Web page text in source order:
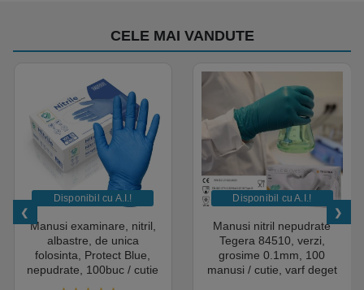
CELE MAI VANDUTE
Disponibil cu A.I.​!
Manusi examinare, nitril,
albastre, de unica
folosinta, Protect Blue,
nepudrate, 100buc / cutie
Disponibil cu A.I.​!
Manusi nitril nepudrate
Tegera 84510, verzi,
grosime 0.1mm, 100
manusi / cutie, varf deget